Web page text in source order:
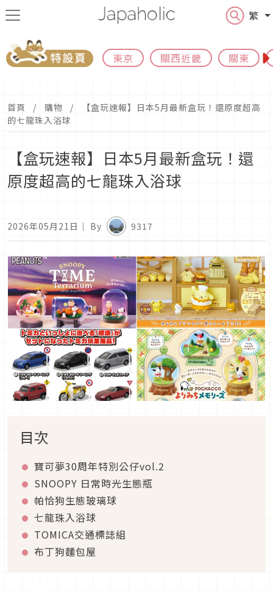
繁
東京 關西近畿 關東
首頁 購物
【盒玩速報】日本5月最新盒玩！還原度超高
的七龍珠入浴球
【盒玩速報】日本5月最新盒玩！還
原度超高的七龍珠入浴球
2026年05月21日 ｜ By 9317
目次
寶可夢30周年特別公仔vol.2
SNOOPY 日常時光生態瓶
帕恰狗生態玻璃球
七龍珠入浴球
TOMICA交通標誌組
布丁狗麵包屋